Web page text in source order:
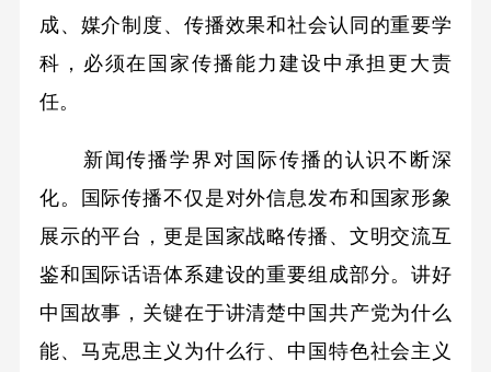
成、媒介制度、传播效果和社会认同的重要学
科，必须在国家传播能力建设中承担更大责
任。
新闻传播学界对国际传播的认识不断深
化。国际传播不仅是对外信息发布和国家形象
展示的平台，更是国家战略传播、文明交流互
鉴和国际话语体系建设的重要组成部分。讲好
中国故事，关键在于讲清楚中国共产党为什么
能、马克思主义为什么行、中国特色社会主义